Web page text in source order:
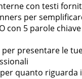
con testi
per
con 5 parole chiave
presentare le
quanto riguarda